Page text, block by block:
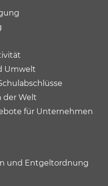
Umwelt
der Welt
für Unternehmen
und Entgeltordnung